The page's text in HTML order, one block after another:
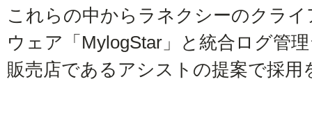
これらの中からラネクシーのクラ
ウェア「MylogStar」と統合ログ管
販売店であるアシストの提案で採用